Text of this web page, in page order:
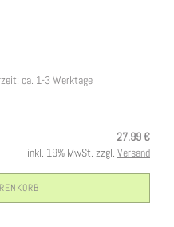
ca. 1-3 Werktage
27.99 €
inkl. 19% MwSt. zzgl. Versand